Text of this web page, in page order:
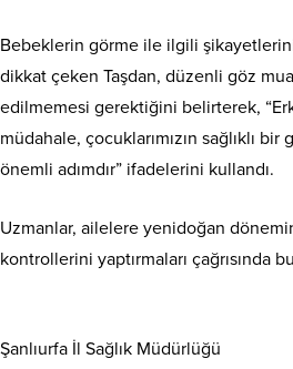
Bebeklerin görme ile ilgili
dikkat çeken Taşdan, düzenli göz
edilmemesi gerektiğini belirterek,
müdahale, çocuklarımızın sağlıklı
önemli adımdır” ifadelerini kullandı.
Uzmanlar, ailelere yenidoğan
kontrollerini yaptırmaları
Şanlıurfa İl Sağlık Müdürlüğü